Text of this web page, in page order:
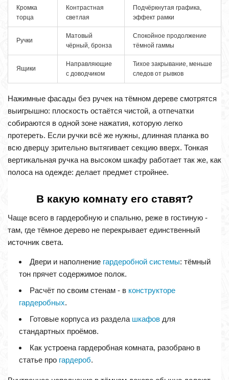
Кромка
торца
Контрастная
светлая
Подчёркнутая графика,
эффект рамки
Ручки
Матовый
чёрный, бронза
Спокойное продолжение
тёмной гаммы
Ящики
Направляющие
с доводчиком
Тихое закрывание, меньше
следов от рывков
Нажимные фасады без ручек на тёмном дереве смотрятся
выигрышно: плоскость остаётся чистой, а отпечатки
собираются в одной зоне нажатия, которую легко
протереть. Если ручки всё же нужны, длинная планка во
всю дверцу зрительно вытягивает секцию вверх. Тонкая
вертикальная ручка на высоком шкафу работает так же, как
полоса на одежде: делает предмет стройнее.
В какую комнату его ставят?
Чаще всего в гардеробную и спальню, реже в гостиную -
там, где тёмное дерево не перекрывает единственный
источник света.
Двери и наполнение гардеробной системы: тёмный
тон прячет содержимое полок.
Расчёт по своим стенам - в конструкторе
гардеробных.
Готовые корпуса из раздела шкафов для
стандартных проёмов.
Как устроена гардеробная комната, разобрано в
статье про гардероб.